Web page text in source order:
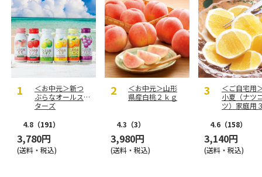
＜お中元＞新つ
ぶらなオールス
ターズ
4.8 （191）
3,780円
(送料・税込)
＜お中元＞山形
県産白桃２ｋｇ
4.3 （3）
3,980円
(送料・税込)
＜ご自宅用
小夏（ナツ
ツ）家庭用
4.6 （158）
3,140円
(送料・税込)